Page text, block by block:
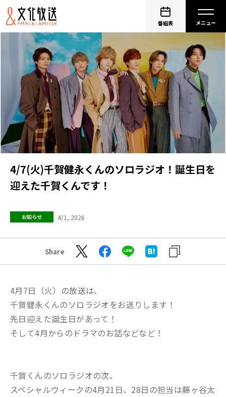
番組表
4/7(火)千賀健永くんのソロラジオ！誕生日を
迎えた千賀くんです！
お知らせ 4/1, 2026
Share
4月7日（火）の放送は、
千賀健永くんのソロラジオをお送りします！
先日迎えた誕生日があって！
そして4月からのドラマのお話などなど！
千賀くんのソロラジオの次、
スペシャルウィークの4月21日、28日の担当は藤ヶ谷太